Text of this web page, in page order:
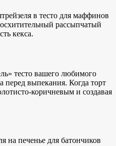
в тесто для маффинов
рассыпчатый
кекса.
тесто вашего любимого
перед выпекания. Когда торт
коричневым и создавая
на печенье для батончиков